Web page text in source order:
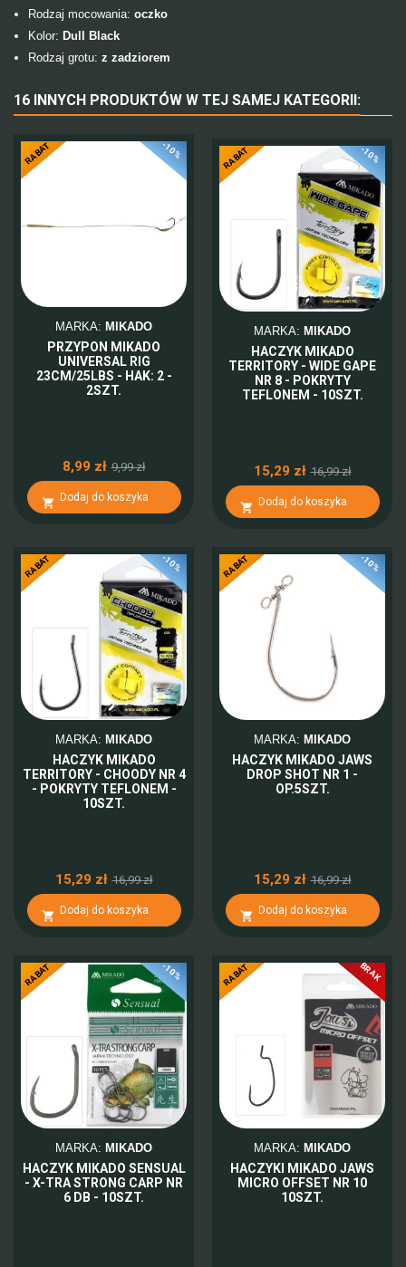
Rodzaj mocowania: oczko
Kolor: Dull Black
Rodzaj grotu: z zadziorem
16 INNYCH PRODUKTÓW W TEJ SAMEJ KATEGORII:
-10%
RABAT
MARKA: MIKADO
PRZYPON MIKADO
UNIVERSAL RIG
23CM/25LBS - HAK: 2 -
2SZT.
8,99 zł 9,99 zł
 Dodaj do koszyka
-10%
RABAT
MARKA: MIKADO
HACZYK MIKADO
TERRITORY - WIDE GAPE
NR 8 - POKRYTY
TEFLONEM - 10SZT.
15,29 zł 16,99 zł
 Dodaj do koszyka
-10%
RABAT
MARKA: MIKADO
HACZYK MIKADO
TERRITORY - CHOODY NR 4
- POKRYTY TEFLONEM -
10SZT.
15,29 zł 16,99 zł
 Dodaj do koszyka
-10%
RABAT
MARKA: MIKADO
HACZYK MIKADO JAWS
DROP SHOT NR 1 -
OP.5SZT.
15,29 zł 16,99 zł
 Dodaj do koszyka
-10%
RABAT
MARKA: MIKADO
HACZYK MIKADO SENSUAL
- X-TRA STRONG CARP NR
6 DB - 10SZT.
-10%
RABAT BRAK
MARKA: MIKADO
HACZYKI MIKADO JAWS
MICRO OFFSET NR 10
10SZT.